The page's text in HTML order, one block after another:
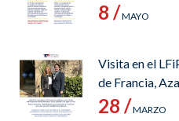
8 /MAYO
Visita en el
de Francia,
28 /MARZO